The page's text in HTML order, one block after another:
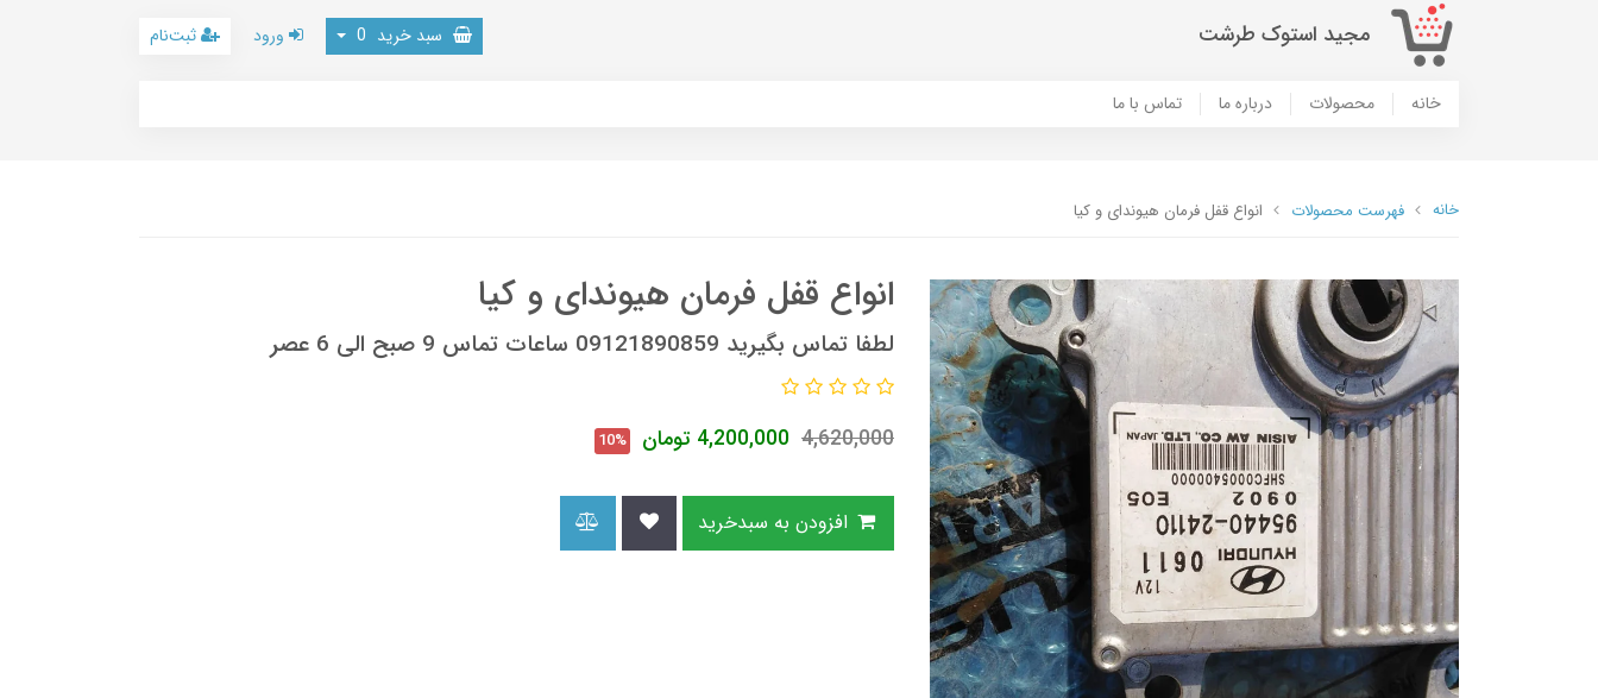
مجید استوک طرشت سبد خرید 0 ورود ثبت‌نام
خانه محصولات درباره ما تماس با ما
خانه فهرست محصولات انواع قفل فرمان هیوندای و کیا
انواع قفل فرمان هیوندای و کیا
لطفا تماس بگیرید 09121890859 ساعات تماس 9 صبح الی 6 عصر
4,620,000
4,200,000 تومان 10%